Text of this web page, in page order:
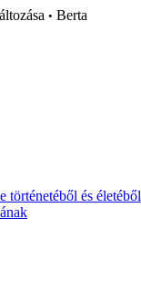
• Berta
történetéből és életéből